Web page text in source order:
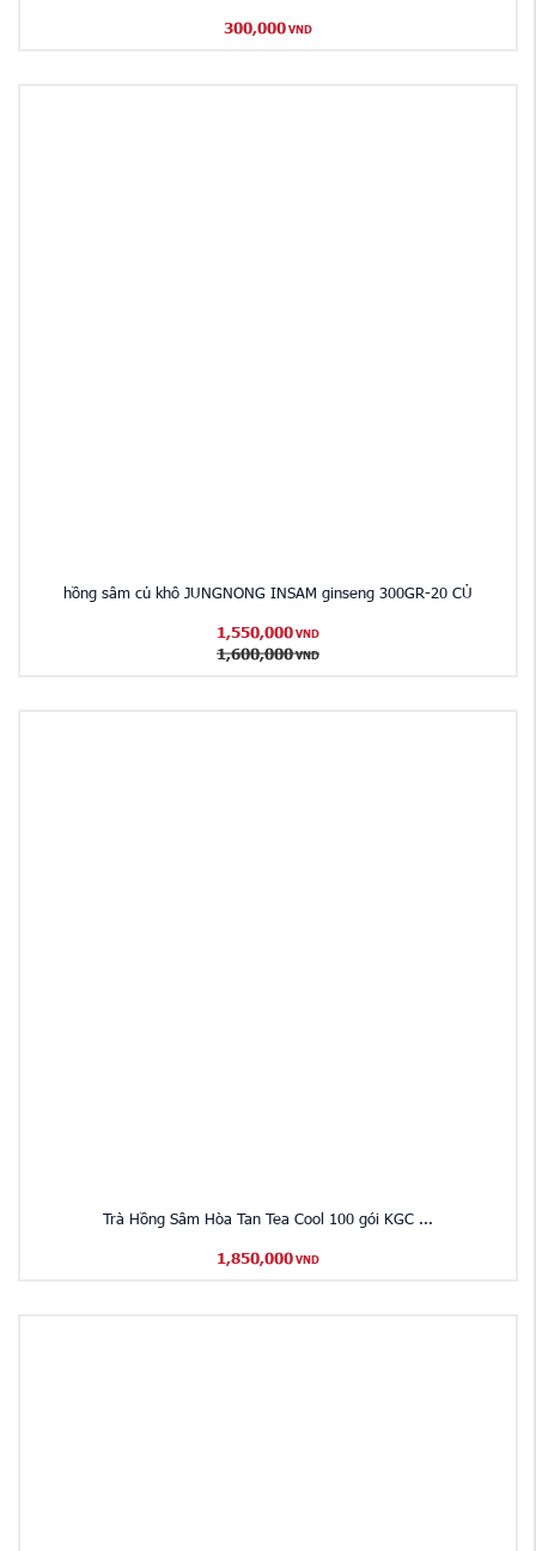
300,000 VND
hồng sâm củ khô JUNGNONG INSAM ginseng 300GR-20 CỦ
1,550,000 VND
1,600,000 VND
Trà Hồng Sâm Hòa Tan Tea Cool 100 gói KGC ...
1,850,000 VND